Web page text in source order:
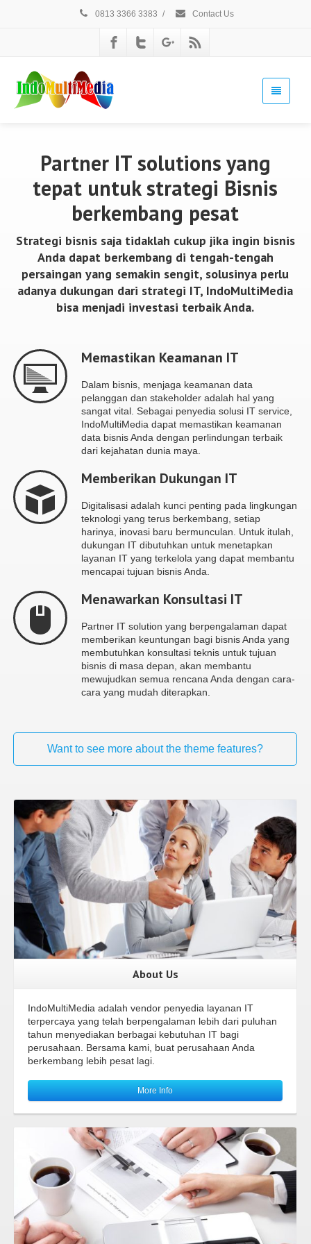
0813 3366 3383 / Contact Us
Partner IT solutions yang
tepat untuk strategi Bisnis
berkembang pesat
Strategi bisnis saja tidaklah cukup jika ingin bisnis
Anda dapat berkembang di tengah-tengah
persaingan yang semakin sengit, solusinya perlu
adanya dukungan dari strategi IT, IndoMultiMedia
bisa menjadi investasi terbaik Anda.
Memastikan Keamanan IT
Dalam bisnis, menjaga keamanan data
pelanggan dan stakeholder adalah hal yang
sangat vital. Sebagai penyedia solusi IT service,
IndoMultiMedia dapat memastikan keamanan
data bisnis Anda dengan perlindungan terbaik
dari kejahatan dunia maya.
Memberikan Dukungan IT
Digitalisasi adalah kunci penting pada lingkungan
teknologi yang terus berkembang, setiap
harinya, inovasi baru bermunculan. Untuk itulah,
dukungan IT dibutuhkan untuk menetapkan
layanan IT yang terkelola yang dapat membantu
mencapai tujuan bisnis Anda.
Menawarkan Konsultasi IT
Partner IT solution yang berpengalaman dapat
memberikan keuntungan bagi bisnis Anda yang
membutuhkan konsultasi teknis untuk tujuan
bisnis di masa depan, akan membantu
mewujudkan semua rencana Anda dengan cara-
cara yang mudah diterapkan.
Want to see more about the theme features?
About Us
IndoMultiMedia adalah vendor penyedia layanan IT
terpercaya yang telah berpengalaman lebih dari puluhan
tahun menyediakan berbagai kebutuhan IT bagi
perusahaan. Bersama kami, buat perusahaan Anda
berkembang lebih pesat lagi.
More Info